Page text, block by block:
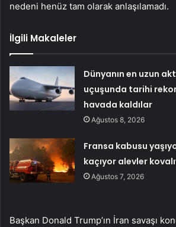
nedeni henüz tam olarak anlaşılamadı.
İlgili Makaleler
Dünyanın en uzun
uçuşunda tarihi
havada kaldılar
Ağustos 8, 2026
Fransa kabusu
kaçıyor alevler
Ağustos 7, 2026
Başkan Donald Trump’ın İran savaşı